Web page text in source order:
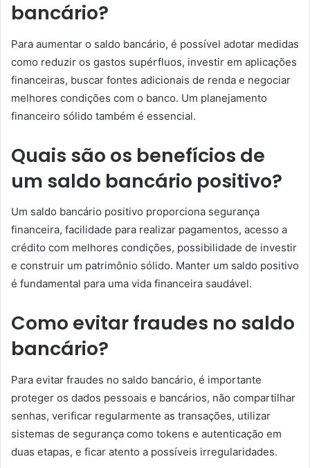
bancário?
Para aumentar o saldo bancário, é possível adotar medidas
como reduzir os gastos supérfluos, investir em aplicações
financeiras, buscar fontes adicionais de renda e negociar
melhores condições com o banco. Um planejamento
financeiro sólido também é essencial.
Quais são os benefícios de
um saldo bancário positivo?
Um saldo bancário positivo proporciona segurança
financeira, facilidade para realizar pagamentos, acesso a
crédito com melhores condições, possibilidade de investir
e construir um patrimônio sólido. Manter um saldo positivo
é fundamental para uma vida financeira saudável.
Como evitar fraudes no saldo
bancário?
Para evitar fraudes no saldo bancário, é importante
proteger os dados pessoais e bancários, não compartilhar
senhas, verificar regularmente as transações, utilizar
sistemas de segurança como tokens e autenticação em
duas etapas, e ficar atento a possíveis irregularidades.